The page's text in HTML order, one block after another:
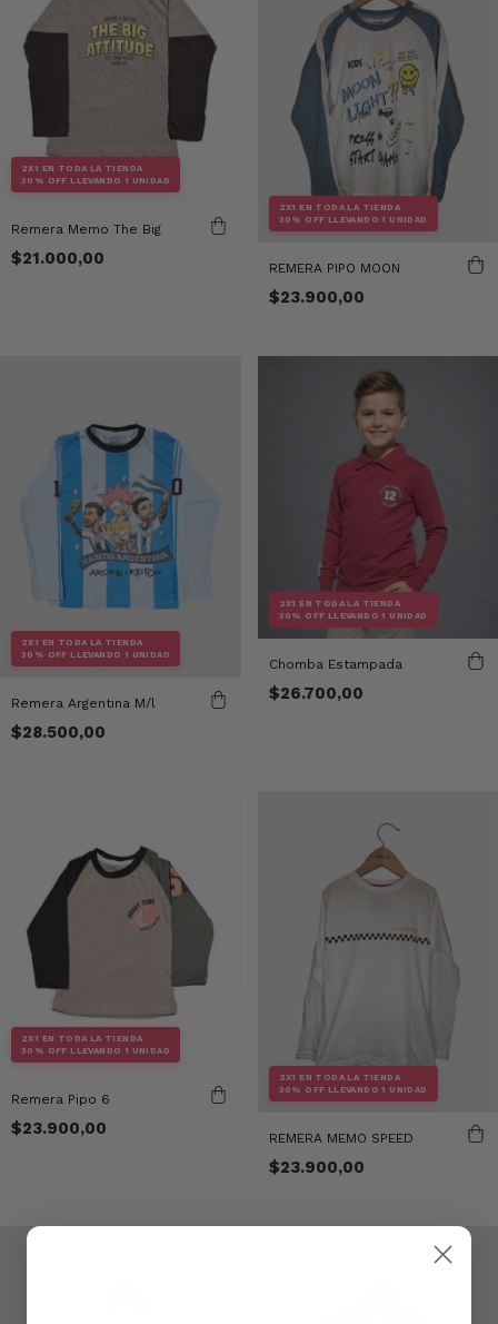
2X1 EN TODA LA TIENDA
30% OFF LLEVANDO 1 UNIDAD
Remera Memo The Big
$21.000,00
2X1 EN TODA LA TIENDA
30% OFF LLEVANDO 1 UNIDAD
REMERA PIPO MOON
$23.900,00
2X1 EN TODA LA TIENDA
30% OFF LLEVANDO 1 UNIDAD
Remera Argentina M/l
$28.500,00
2X1 EN TODA LA TIENDA
30% OFF LLEVANDO 1 UNIDAD
Chomba Estampada
$26.700,00
2X1 EN TODA LA TIENDA
30% OFF LLEVANDO 1 UNIDAD
Remera Pipo 6
$23.900,00
2X1 EN TODA LA TIENDA
30% OFF LLEVANDO 1 UNIDAD
REMERA MEMO SPEED
$23.900,00